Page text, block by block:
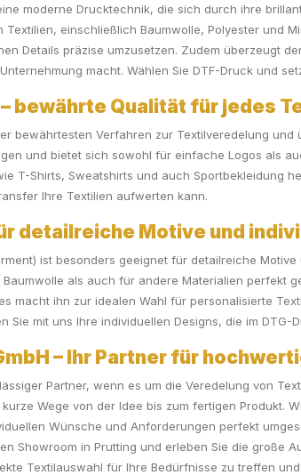
moderne Drucktechnik, die sich durch ihre
einschließlich Baumwolle, Polyester und
Details präzise umzusetzen. Zudem überzeugt
macht. Wählen Sie DTF-Druck und
bewährte Qualität für jedes
bewährtesten Verfahren zur Textilveredelung
und bietet sich sowohl für einfache Logos als
T-Shirts, Sweatshirts und auch Sportbekleidung
Ihre Textilien aufwerten kann.
detailreiche Motive und
ist besonders geeignet für detailreiche
als auch für andere Materialien perfekt
macht ihn zur idealen Wahl für personalisierte
Sie mit uns Ihre individuellen Designs, die im DTG-
– Ihr Partner für
Partner, wenn es um die Veredelung von
Wege von der Idee bis zum fertigen Produkt.
Wünsche und Anforderungen perfekt
Showroom in Prutting und erleben Sie die große
Textilauswahl für Ihre Bedürfnisse zu treffen